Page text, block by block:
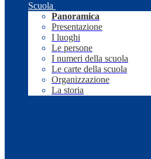
Scuola
Panoramica
Presentazione
I luoghi
Le persone
I numeri della scuola
Le carte della scuola
Organizzazione
La storia